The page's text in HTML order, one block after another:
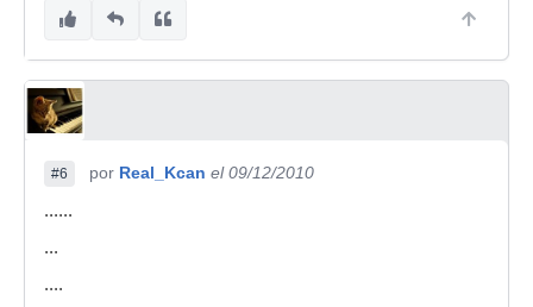
#6 por Real_Kcan el 09/12/2010
......
...
....